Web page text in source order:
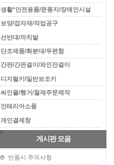
생활*안전용품/문풍지/장애인시설
보양/잡자재/작업공구
선반대/까치발
단조제품/화분대/우편함
간판/간판걸이/와인잔걸이
디지털키/일반보조키
싸인물/행거/철제주문제작
인테리어소품
개인결제창
게시판 모음
반품시 주의사항